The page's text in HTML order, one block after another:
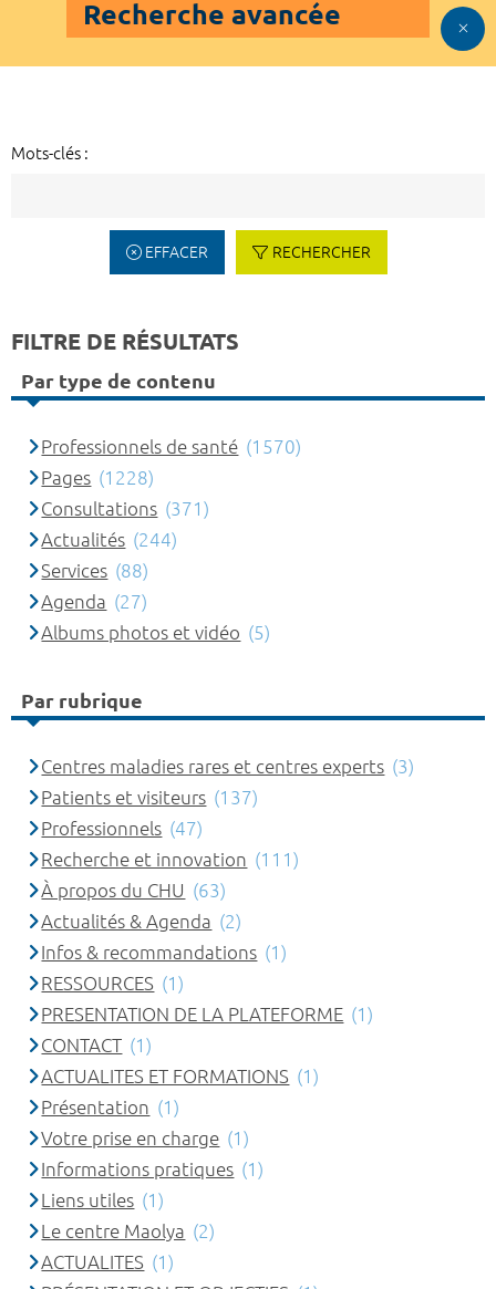
Recherche avancée
Mots-clés :
EFFACER RECHERCHER
FILTRE DE RÉSULTATS
Par type de contenu
Professionnels de santé (1570)
Pages (1228)
Consultations (371)
Actualités (244)
Services (88)
Agenda (27)
Albums photos et vidéo (5)
Par rubrique
Centres maladies rares et centres experts (3)
Patients et visiteurs (137)
Professionnels (47)
Recherche et innovation (111)
À propos du CHU (63)
Actualités & Agenda (2)
Infos & recommandations (1)
RESSOURCES (1)
PRESENTATION DE LA PLATEFORME (1)
CONTACT (1)
ACTUALITES ET FORMATIONS (1)
Présentation (1)
Votre prise en charge (1)
Informations pratiques (1)
Liens utiles (1)
Le centre Maolya (2)
ACTUALITES (1)